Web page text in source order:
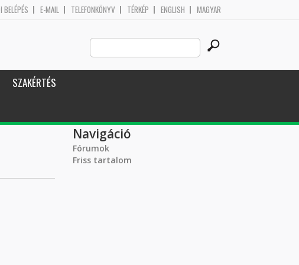
BELÉPÉS E-MAIL TELEFONKÖNYV TÉRKÉP ENGLISH MAGYAR
Search
this
site
SZAKÉRTÉS
Navigáció
Fórumok
Friss tartalom